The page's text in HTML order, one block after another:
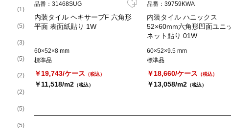
(5)
(1)
(5)
(3)
(5)
(2)
(2)
(5)
(5)
品番：31468SUG
内装タイル ヘキサーブF 六角形
平面 表面紙貼り 1W
60×52×8 mm
標準品
￥19,743/ケース （税込）
￥11,518/m2 （税込）
品番：39759KWA
内装タイル ハニックス
52×60mm六角形凹面ユニ
ネット貼り 01W
60×52×9.5 mm
標準品
￥18,660/ケース （税込）
￥13,058/m2 （税込）